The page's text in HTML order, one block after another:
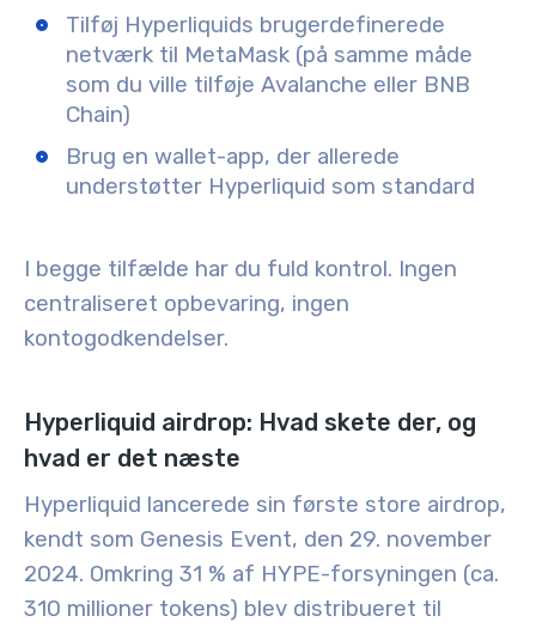
Tilføj Hyperliquids brugerdefinerede
netværk til MetaMask (på samme måde
som du ville tilføje Avalanche eller BNB
Chain)
Brug en wallet-app, der allerede
understøtter Hyperliquid som standard
I begge tilfælde har du fuld kontrol. Ingen
centraliseret opbevaring, ingen
kontogodkendelser.
Hyperliquid airdrop: Hvad skete der, og
hvad er det næste
Hyperliquid lancerede sin første store airdrop,
kendt som Genesis Event, den 29. november
2024. Omkring 31 % af HYPE-forsyningen (ca.
310 millioner tokens) blev distribueret til